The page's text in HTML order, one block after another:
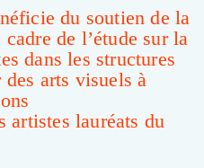
du soutien de la
de l’étude sur la
dans les structures
arts visuels à
artistes lauréats du